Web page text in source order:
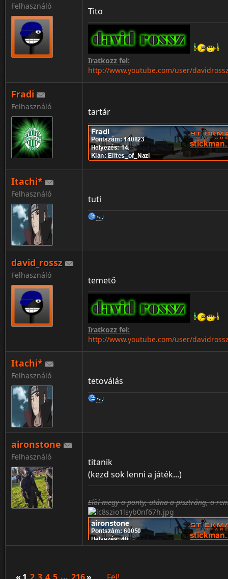
Felhasználó Tito
Iratkozz fel:
http://www.youtube.com/user/
♥ ❣ ♂ ♀ ☿ Ⓐ ✍ ✉ ☣ ☤ ✘ ☒ ♛ ▼ ♫ ⌘ ❝ ¡
♡ ღ ツ ☼ ☁ ❅ ♒ ✎ © ® ™ Σ ✪ ✯ ☭ ➳
℃ ℉ ° ✿ ϟ ☃ ☂ ✄ ¢ € Ft ∞ ✫ ★ ½ ☯ ✡ ☪
Fradi
Felhasználó tartár
Itachi*
Felhasználó tuti
david_rossz
Felhasználó temető
Iratkozz fel:
http://www.youtube.com/user/
♥ ❣ ♂ ♀ ☿ Ⓐ ✍ ✉ ☣ ☤ ✘ ☒ ♛ ▼ ♫ ⌘ ❝ ¡
♡ ღ ツ ☼ ☁ ❅ ♒ ✎ © ® ™ Σ ✪ ✯ ☭ ➳
℃ ℉ ° ✿ ϟ ☃ ☂ ✄ ¢ € Ft ∞ ✫ ★ ½ ☯ ✡ ☪
Itachi*
Felhasználó tetoválás
aironstone
Felhasználó
titanik
(kezd sok lenni a játék...)
Elöl megy a ponty, utána a pisztráng, a